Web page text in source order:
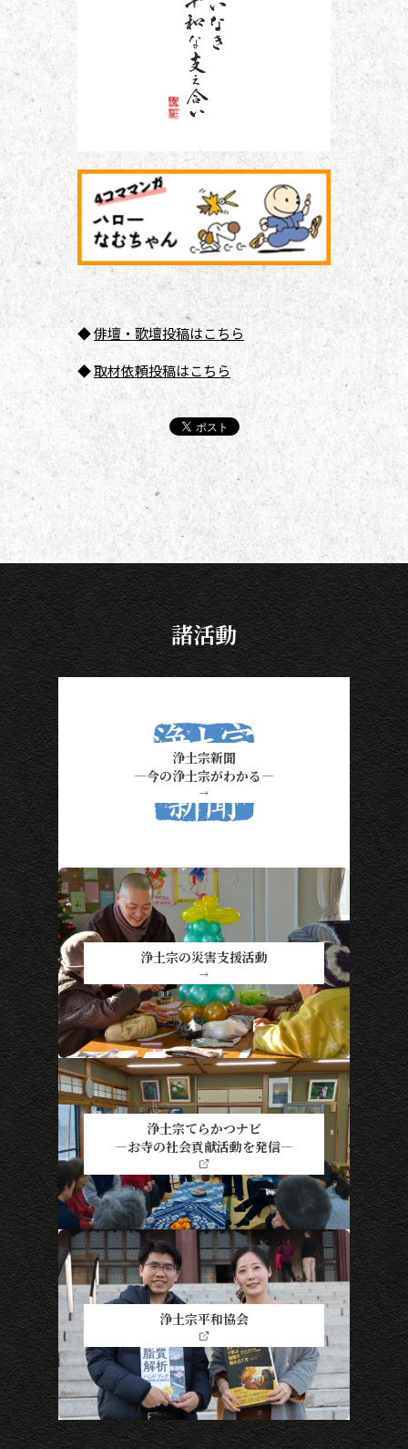
◆俳壇 ・歌壇投稿はこちら
◆取材依頼投稿はこちら
諸活動
浄土宗新聞
―今の浄土宗がわかる―
→
浄土宗の災害支援活動
→
浄土宗てらかつナビ
―お寺の社会貢献活動を発信―
浄土宗平和協会